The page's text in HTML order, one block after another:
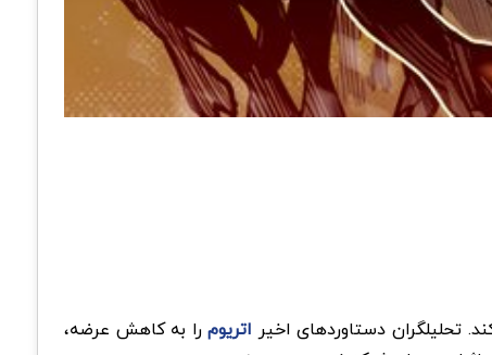
اتریومرا به کاهش عرضه،